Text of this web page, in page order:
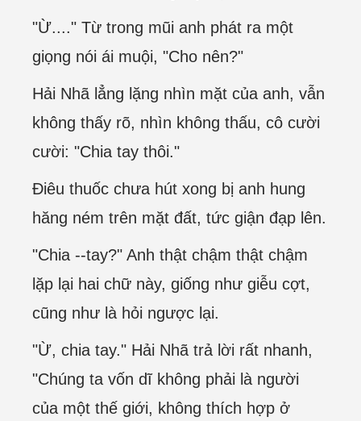
"Ừ...." Từ trong mũi anh phát ra một
giọng nói ái muội, "Cho nên?"
Hải Nhã lẳng lặng nhìn mặt của anh, vẫn
không thấy rõ, nhìn không thấu, cô cười
cười: "Chia tay thôi."
Điêu thuốc chưa hút xong bị anh hung
hăng ném trên mặt đất, tức giận đạp lên.
"Chia --tay?" Anh thật chậm thật chậm
lặp lại hai chữ này, giống như giễu cợt,
cũng như là hỏi ngược lại.
"Ừ, chia tay." Hải Nhã trả lời rất nhanh,
"Chúng ta vốn dĩ không phải là người
của một thế giới, không thích hợp ở